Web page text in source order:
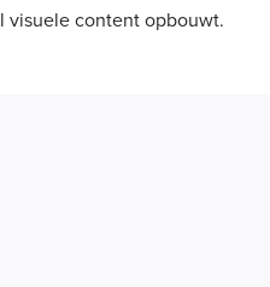
visuele content opbouwt.